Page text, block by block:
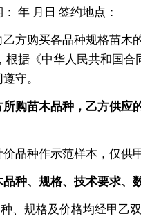
年 月日 签约地点：
乙方购买各品种规格苗木
根据《中华人民共和国合
守。
所购苗木品种，乙方供应
品种作示范样本，仅供
种、规格、技术要求、
、规格及价格均经甲乙